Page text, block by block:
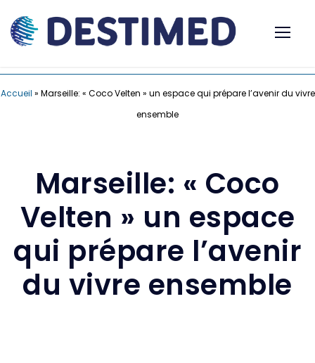
Accueil » Marseille: « Coco Velten » un espace qui prépare l’avenir du vivre
ensemble
Marseille: « Coco
Velten » un espace
qui prépare l’avenir
du vivre ensemble